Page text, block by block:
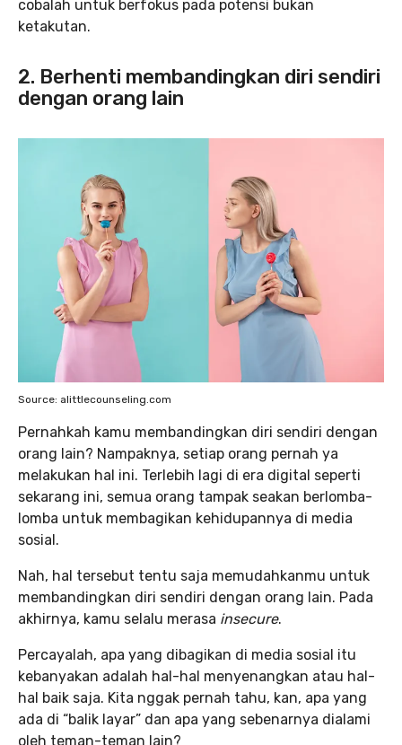
cobalah untuk berfokus pada potensi bukan
ketakutan.
2. Berhenti membandingkan diri sendiri
dengan orang lain
Source: alittlecounseling.com
Pernahkah kamu membandingkan diri sendiri dengan
orang lain? Nampaknya, setiap orang pernah ya
melakukan hal ini. Terlebih lagi di era digital seperti
sekarang ini, semua orang tampak seakan berlomba-
lomba untuk membagikan kehidupannya di media
sosial.
Nah, hal tersebut tentu saja memudahkanmu untuk
membandingkan diri sendiri dengan orang lain. Pada
akhirnya, kamu selalu merasa insecure.
Percayalah, apa yang dibagikan di media sosial itu
kebanyakan adalah hal-hal menyenangkan atau hal-
hal baik saja. Kita nggak pernah tahu, kan, apa yang
ada di “balik layar” dan apa yang sebenarnya dialami
oleh teman-teman lain?